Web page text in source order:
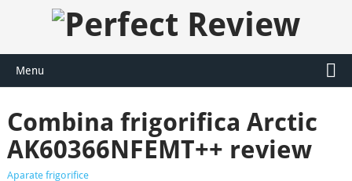
Menu
Combina frigorifica Arctic
AK60366NFEMT++ review
Aparate frigorifice